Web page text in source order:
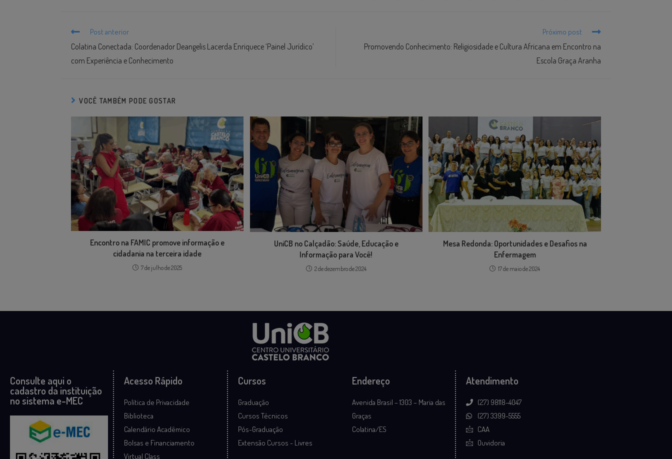
Post anterior
Colatina Conectada: Coordenador Deangelis Lacerda Enriquece ‘Painel Jurídico’
com Experiência e Conhecimento
Próximo post
Promovendo Conhecimento: Religiosidade e Cultura Africana em Encontro na
Escola Graça Aranha
VOCÊ TAMBÉM PODE GOSTAR
Encontro na FAMIC promove informação e
cidadania na terceira idade
7 de julho de 2025
UniCB no Calçadão: Saúde, Educação e
Informação para Você!
2 de dezembro de 2024
Mesa Redonda: Oportunidades e Desafios na
Enfermagem
17 de maio de 2024
Consulte aqui o
cadastro da instituição
no sistema e-MEC
Acesso Rápido
Política de Privacidade
Biblioteca
Calendário Acadêmico
Bolsas e Financiamento
Virtual Class
Cursos
Graduação
Cursos Técnicos
Pós-Graduação
Extensão Cursos - Livres
Endereço
Avenida Brasil – 1303 – Maria das
Graças
Colatina/ES
Atendimento
(27) 98118-4047
(27) 3399-5555
CAA
Ouvidoria